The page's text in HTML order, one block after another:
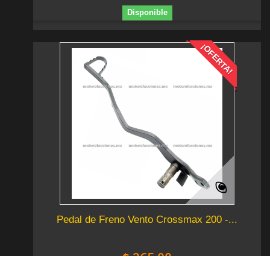
Disponible
¡OFERTA!
Pedal de Freno Vento Crossmax 200 -...